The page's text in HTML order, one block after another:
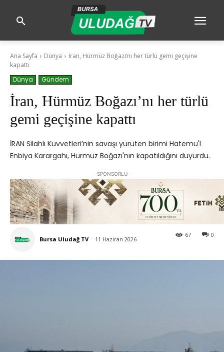
Ana Sayfa Dünya
İran, Hürmüz Boğazı’nı her türlü gemi geçişine
kapattı
Dünya
Gündem
İran, Hürmüz Boğazı’nı her türlü
gemi geçişine kapattı
İRAN Silahlı Kuvvetleri’nin savaşı yürüten birimi Hatemu'l
Enbiya Karargahı, Hürmüz Boğazı'nın kapatıldığını duyurdu.
-SPONSORLU-
Bursa Uludağ TV 11 Haziran 2026
0
67